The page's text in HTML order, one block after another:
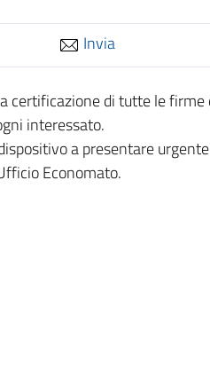
Invia
certificazione di tutte le
interessato.
a presentare
Economato.